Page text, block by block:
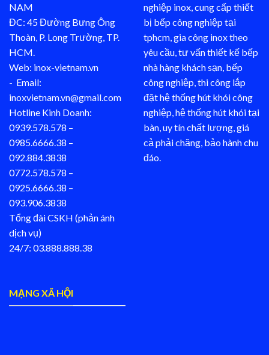
NAM
ĐC: 45 Đường Bưng Ông
Thoàn, P. Long Trường, TP.
HCM.
Web: inox-vietnam.vn
- Email:
inoxvietnam.vn@gmail.com
Hotline Kinh Doanh:
0939.578.578 –
0985.6666.38 –
092.884.3838
0772.578.578 –
0925.6666.38 –
093.906.3838
Tổng đài CSKH (phản ánh
dịch vụ)
24/7: 03.888.888.38
nghiệp inox, cung cấp thiết
bị bếp công nghiệp tại
tphcm, gia công inox theo
yêu cầu, tư vấn thiết kế bếp
nhà hàng khách sạn, bếp
công nghiệp, thi công lắp
đặt hệ thống hút khói công
nghiệp, hệ thống hút khói tại
bàn, uy tín chất lượng, giá
cả phải chăng, bảo hành chu
đáo.
MẠNG XÃ HỘI